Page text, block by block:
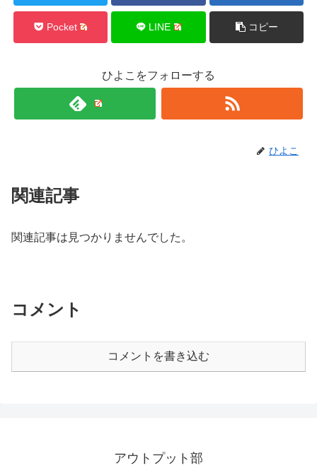
Pocket LINE コピー
ひよこをフォローする
ひよこ
関連記事
関連記事は見つかりませんでした。
コメント
コメントを書き込む
アウトプット部